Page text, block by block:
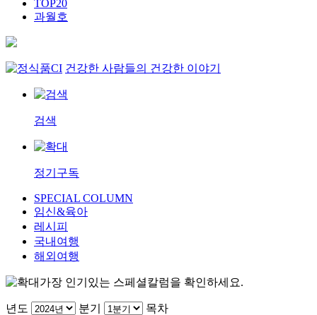
TOP20
과월호
건강한 사람들의 건강한 이야기
검색
정기구독
SPECIAL COLUMN
임신&육아
레시피
국내여행
해외여행
가장 인기있는 스페셜칼럼을 확인하세요.
년도 분기 목차